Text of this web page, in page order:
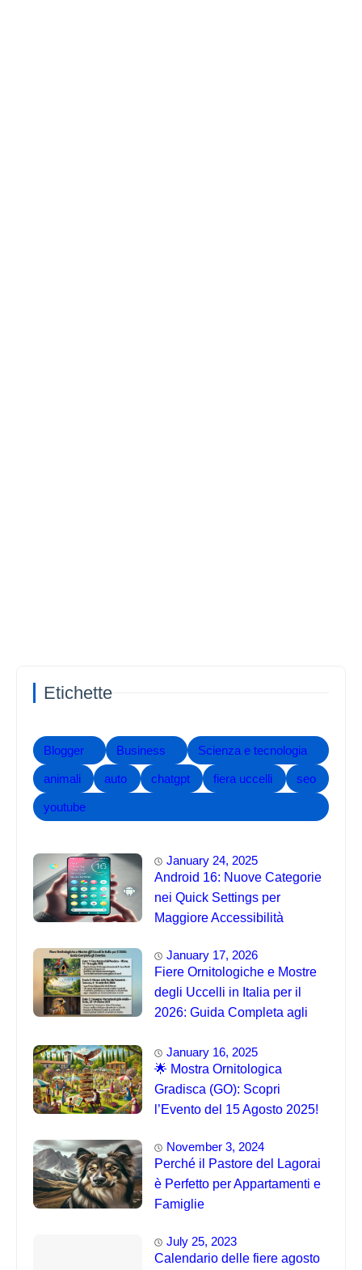
Etichette
Blogger Business Scienza e tecnologia
animali auto chatgpt fiera uccelli seo
youtube
January 24, 2025
Android 16: Nuove Categorie
nei Quick Settings per
Maggiore Accessibilità
January 17, 2026
Fiere Ornitologiche e Mostre
degli Uccelli in Italia per il
2026: Guida Completa agli
January 16, 2025
🌟 Mostra Ornitologica
Gradisca (GO): Scopri
l’Evento del 15 Agosto 2025!
November 3, 2024
Perché il Pastore del Lagorai
è Perfetto per Appartamenti e
Famiglie
July 25, 2023
Calendario delle fiere agosto